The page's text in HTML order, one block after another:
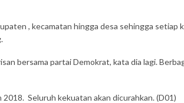
, kecamatan hingga desa sehingga setiap
bersama partai Demokrat, kata dia lagi.
Seluruh kekuatan akan dicurahkan. (D01)